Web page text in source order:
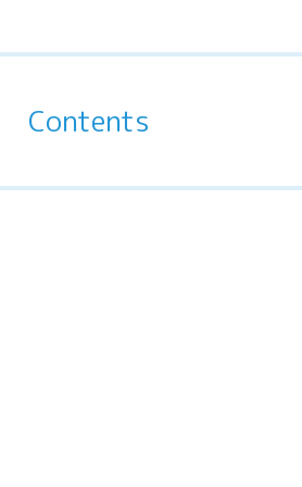
Contents